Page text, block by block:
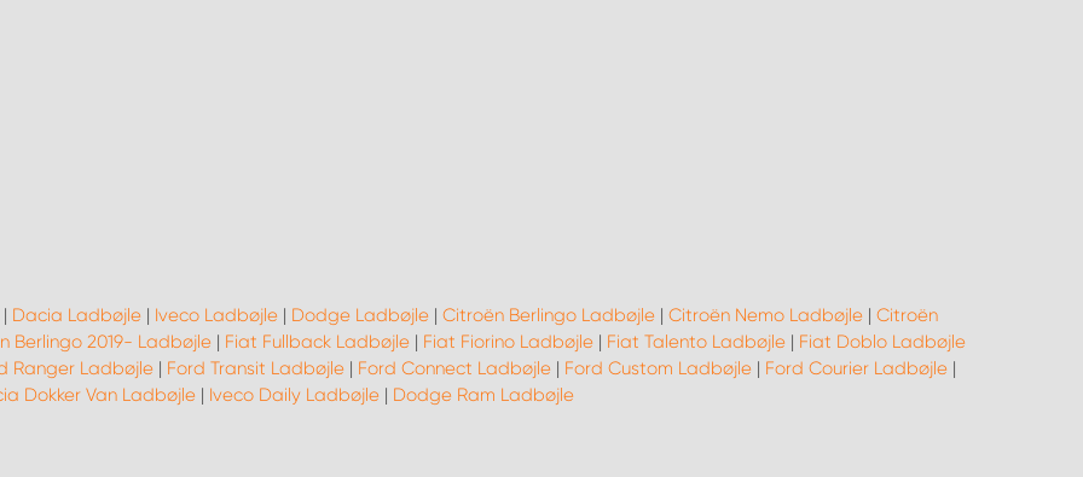
| Dacia Ladbøjle | Iveco Ladbøjle | Dodge Ladbøjle | Citroën Berlingo Ladbøjle | Citroën Nemo Ladbøjle | Citroën
Berlingo 2019- Ladbøjle| Fiat Fullback Ladbøjle| Fiat Fiorino Ladbøjle| Fiat Talento Ladbøjle| Fiat Doblo Ladbøjle
Ranger Ladbøjle| Ford Transit Ladbøjle| Ford Connect Ladbøjle| Ford Custom Ladbøjle| Ford Courier Ladbøjle|
Dokker Van Ladbøjle| Iveco Daily Ladbøjle| Dodge Ram Ladbøjle